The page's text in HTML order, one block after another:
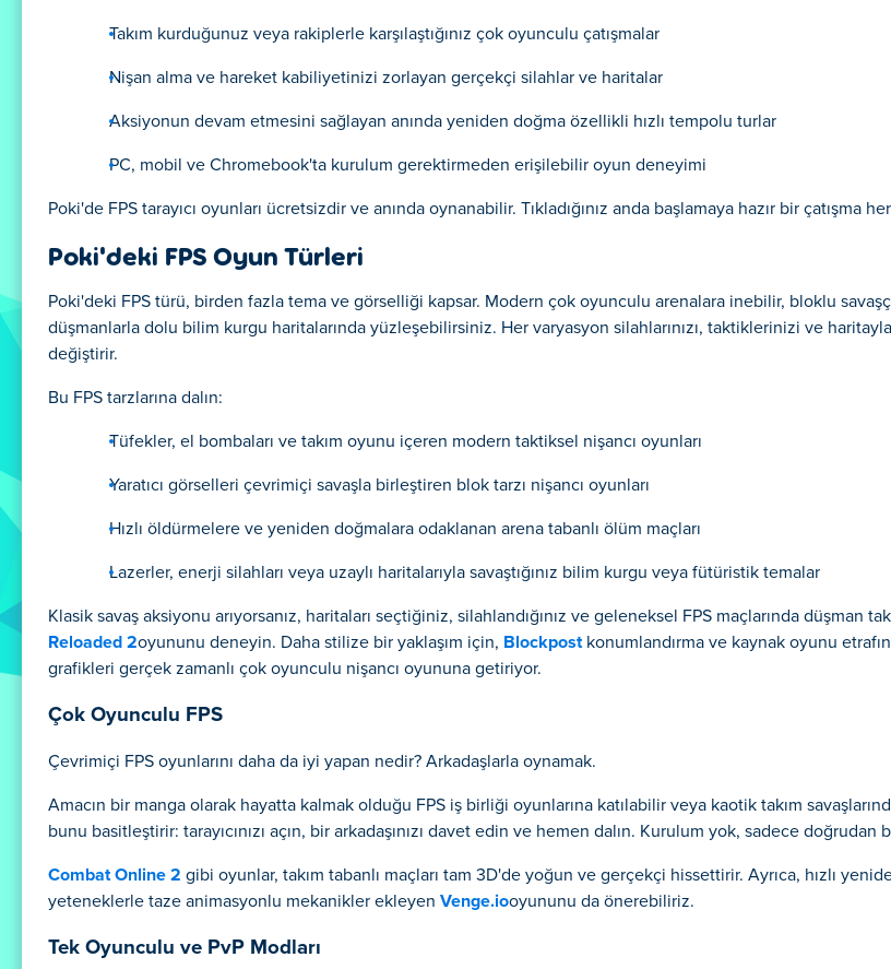
Takım kurduğunuz veya rakiplerle karşılaştığınız çok oyunculu çatışmalar
Nişan alma ve hareket kabiliyetinizi zorlayan gerçekçi silahlar ve haritalar
Aksiyonun devam etmesini sağlayan anında yeniden doğma özellikli hızlı tempolu turlar
PC, mobil ve Chromebook'ta kurulum gerektirmeden erişilebilir oyun deneyimi
Poki'de FPS tarayıcı oyunları ücretsizdir ve anında oynanabilir. Tıkladığınız anda başlamaya hazır bir çatışma
Poki'deki FPS Oyun Türleri
Poki'deki FPS türü, birden fazla tema ve görselliği kapsar. Modern çok oyunculu arenalara inebilir, bloklu
düşmanlarla dolu bilim kurgu haritalarında yüzleşebilirsiniz. Her varyasyon silahlarınızı, taktiklerinizi ve
değiştirir.
Bu FPS tarzlarına dalın:
Tüfekler, el bombaları ve takım oyunu içeren modern taktiksel nişancı oyunları
Yaratıcı görselleri çevrimiçi savaşla birleştiren blok tarzı nişancı oyunları
Hızlı öldürmelere ve yeniden doğmalara odaklanan arena tabanlı ölüm maçları
Lazerler, enerji silahları veya uzaylı haritalarıyla savaştığınız bilim kurgu veya fütüristik temalar
Klasik savaş aksiyonu arıyorsanız, haritaları seçtiğiniz, silahlandığınız ve geleneksel FPS maçlarında düşman
Reloaded 2oyununu deneyin. Daha stilize bir yaklaşım için, Blockpost konumlandırma ve kaynak oyunu
grafikleri gerçek zamanlı çok oyunculu nişancı oyununa getiriyor.
Çok Oyunculu FPS
Çevrimiçi FPS oyunlarını daha da iyi yapan nedir? Arkadaşlarla oynamak.
Amacın bir manga olarak hayatta kalmak olduğu FPS iş birliği oyunlarına katılabilir veya kaotik takım
bunu basitleştirir: tarayıcınızı açın, bir arkadaşınızı davet edin ve hemen dalın. Kurulum yok, sadece
Combat Online 2 gibi oyunlar, takım tabanlı maçları tam 3D'de yoğun ve gerçekçi hissettirir. Ayrıca, hızlı
yeteneklerle taze animasyonlu mekanikler ekleyen Venge.iooyununu da önerebiliriz.
Tek Oyunculu ve PvP Modları